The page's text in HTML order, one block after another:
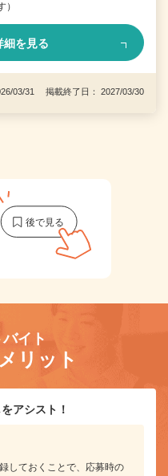
細を見る
03/31 掲載終了日： 2027/03/30
イト
リット
アシスト！
しておくことで、応募時の